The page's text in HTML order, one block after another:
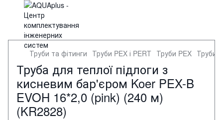
Труби та фітинги Труби PEX і PERT Труби PEX Труби
Труба для теплої підлоги з
кисневим бар'єром Koer PEX-B
EVOH 16*2,0 (pink) (240 м)
(KR2828)